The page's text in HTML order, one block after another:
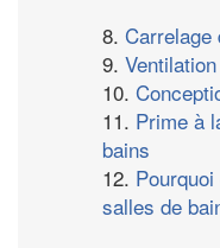
8. Carrelage
9.
10.
11. Prime à
bains
12.
salles de